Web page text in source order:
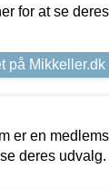
for at se
på Mikkeller.dk
er en
deres udvalg.